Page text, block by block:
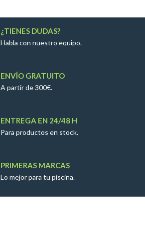
¿TIENES DUDAS?
Habla con nuestro equipo.
ENVÍO GRATUITO
A partir de 300€.
ENTREGA EN 24/48 H
Para productos en stock.
PRIMERAS MARCAS
Lo mejor para tu piscina.